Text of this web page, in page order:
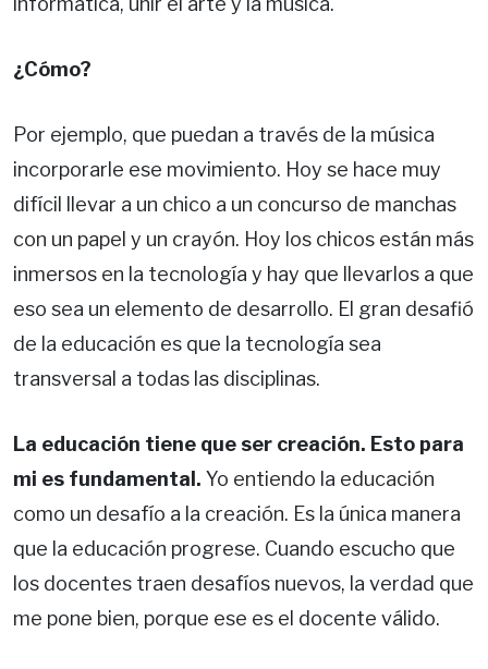
¿Cómo?
Por ejemplo, que puedan a través de la música
incorporarle ese movimiento. Hoy se hace muy
difícil llevar a un chico a un concurso de manchas
con un papel y un crayón. Hoy los chicos están más
inmersos en la tecnología y hay que llevarlos a que
eso sea un elemento de desarrollo. El gran desafió
de la educación es que la tecnología sea
transversal a todas las disciplinas.
La educación tiene que ser creación. Esto para
mi es fundamental. Yo entiendo la educación
como un desafío a la creación. Es la única manera
que la educación progrese. Cuando escucho que
los docentes traen desafíos nuevos, la verdad que
me pone bien, porque ese es el docente válido.